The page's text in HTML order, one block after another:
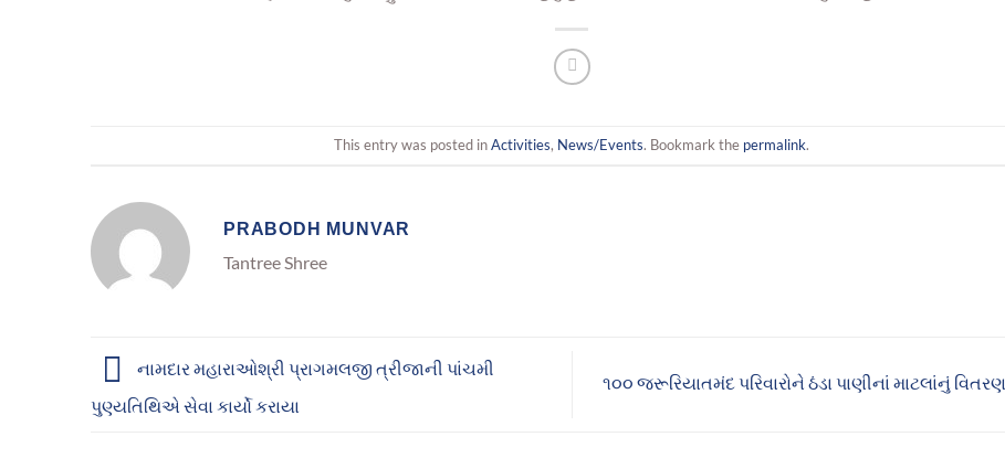
This entry was posted inActivities, News/Events. Bookmark the permalink.
PRABODH MUNVAR
Tantree Shree
નામદાર મહારાઓશ્રી પ્રાગમલજી ત્રીજાની પાંચમી
પુણ્યતિથિએ સેવા કાર્યો કરાયા
૧૦૦ જરૂરિયાતમંદ પરિવારોને ઠંડા પાણીનાં માટલાંનું વિતરણ